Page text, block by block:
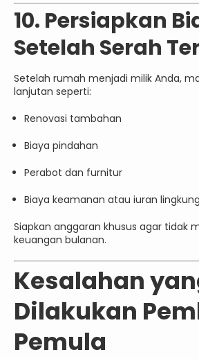
10. Persiapkan
Setelah Serah
Setelah rumah menjadi milik Anda,
lanjutan seperti:
Renovasi tambahan
Biaya pindahan
Perabot dan furnitur
Biaya keamanan atau iuran
Siapkan anggaran khusus agar tidak
keuangan bulanan.
Kesalahan
Dilakukan
Pemula